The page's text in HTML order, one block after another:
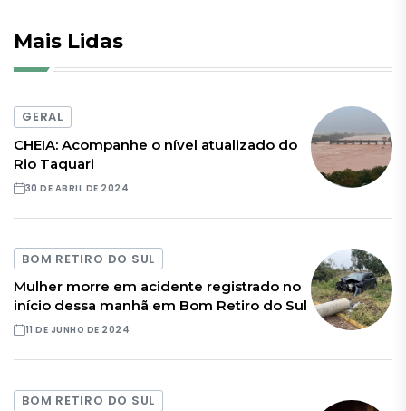
Mais Lidas
GERAL
CHEIA: Acompanhe o nível atualizado do
Rio Taquari
30 DE ABRIL DE 2024
BOM RETIRO DO SUL
Mulher morre em acidente registrado no
início dessa manhã em Bom Retiro do Sul
11 DE JUNHO DE 2024
BOM RETIRO DO SUL